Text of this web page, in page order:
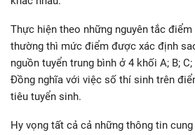
Thực hiện theo những nguyên tắc
thường thì mức điểm được xác định
nguồn tuyển trung bình ở 4 khối A; B;
Đồng nghĩa với việc số thí sinh trên
tiêu tuyển sinh.
Hy vọng tất cả cả những thông tin